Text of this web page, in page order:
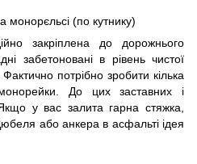
закріплена до дорожнього
забетоновані в рівень чистої
потрібно зробити кілька
До цих заставних і
у вас залита гарна стяжка,
або анкера в асфальті ідея